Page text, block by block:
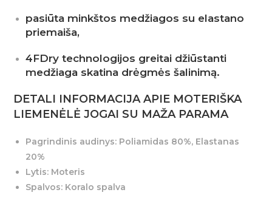
pasiūta minkštos medžiagos su elastano
priemaiša,
4FDry technologijos greitai džiūstanti
medžiaga skatina drėgmės šalinimą.
DETALI INFORMACIJA APIE MOTERIŠKA
LIEMENĖLĖ JOGAI SU MAŽA PARAMA
Pagrindinis audinys: Poliamidas 80%, Elastanas
20%
Lytis: Moteris
Spalvos: Koralo spalva